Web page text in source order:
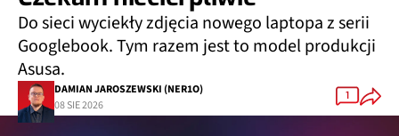
Do sieci wyciekły zdjęcia nowego laptopa z serii
Googlebook. Tym razem jest to model produkcji
Asusa.
DAMIAN JAROSZEWSKI (NER1O)
08 SIE 2026
1